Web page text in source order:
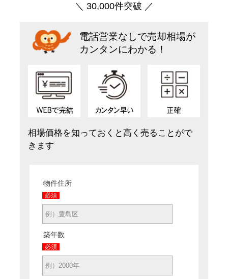
＼ 30,000件突破 ／
電話営業なしで売却相場が
カンタンにわかる！
相場価格を知っておくと高く売ることがで
きます
物件住所
必須
築年数
必須